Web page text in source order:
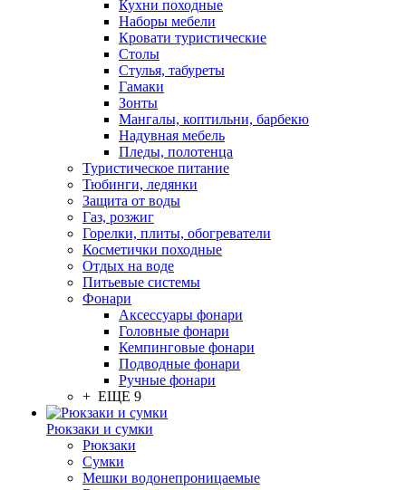
Кухни походные
Наборы мебели
Кровати туристические
Столы
Стулья, табуреты
Гамаки
Зонты
Мангалы, коптильни, барбекю
Надувная мебель
Пледы, полотенца
Туристическое питание
Тюбинги, ледянки
Защита от воды
Газ, розжиг
Горелки, плиты, обогреватели
Косметички походные
Отдых на воде
Питьевые системы
Фонари
Аксессуары фонари
Головные фонари
Кемпинговые фонари
Подводные фонари
Ручные фонари
+ ЕЩЕ 9
Рюкзаки и сумки
Рюкзаки
Сумки
Мешки водонепроницаемые